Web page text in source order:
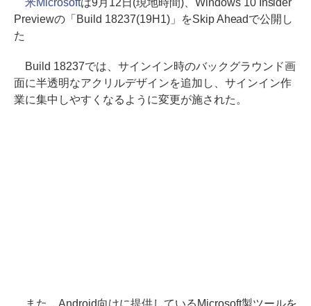
Previewの「Build 18237(19H1)」をSkip Aheadで公開し
た
Build 18237では、サインイン時のバックグラウンド画
面に半透明なアクリルデザインを追加し、サインイン作
業に集中しやすくなるように変更が施された。
また、Android向けに提供しているMicrosoft製ツールを